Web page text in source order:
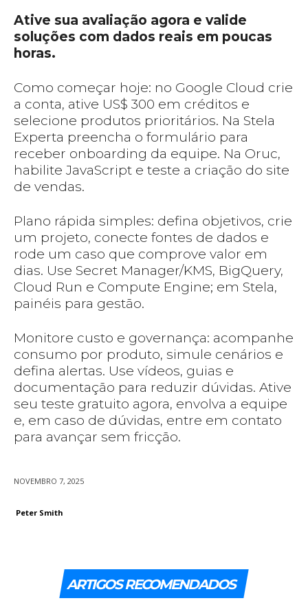
Ative sua avaliação agora e valide
soluções com dados reais em poucas
horas.
Como começar hoje: no Google Cloud crie
a conta, ative US$ 300 em créditos e
selecione produtos prioritários. Na Stela
Experta preencha o formulário para
receber onboarding da equipe. Na Oruc,
habilite JavaScript e teste a criação do site
de vendas.
Plano rápida simples: defina objetivos, crie
um projeto, conecte fontes de dados e
rode um caso que comprove valor em
dias. Use Secret Manager/KMS, BigQuery,
Cloud Run e Compute Engine; em Stela,
painéis para gestão.
Monitore custo e governança: acompanhe
consumo por produto, simule cenários e
defina alertas. Use vídeos, guias e
documentação para reduzir dúvidas. Ative
seu teste gratuito agora, envolva a equipe
e, em caso de dúvidas, entre em contato
para avançar sem fricção.
NOVEMBRO 7, 2025
Peter Smith
ARTIGOS RECOMENDADOS